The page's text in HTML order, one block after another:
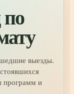
выезды.
программ и